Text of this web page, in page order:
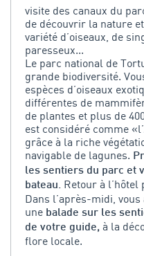
visite des canaux du
de découvrir la nature
variété d’oiseaux, de
paresseux...
Le parc national de
grande biodiversité.
espèces d’oiseaux
différentes de
de plantes et plus de
est considéré comme
grâce à la riche
navigable de lagunes.
les sentiers du parc et
bateau. Retour à l’hôtel
Dans l’après-midi,
une balade sur les
de votre guide, à la
flore locale.